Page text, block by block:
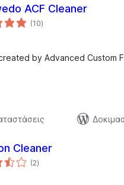
ACF Cleaner
(10αξιολογήσεις
σύνολο
)
by Advanced Custom
Cleaner
(2αξιολογήσεις
σύνολο
)